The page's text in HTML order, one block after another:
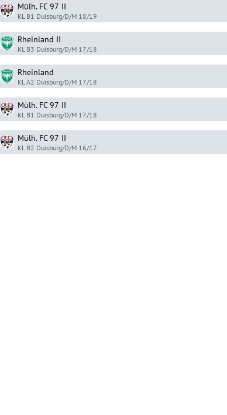
Mülh. FC 97 II
KL B1 Duisburg/D/M 18/19
Rheinland II
KL B3 Duisburg/D/M 17/18
Rheinland
KL A2 Duisburg/D/M 17/18
Mülh. FC 97 II
KL B1 Duisburg/D/M 17/18
Mülh. FC 97 II
KL B2 Duisburg/D/M 16/17